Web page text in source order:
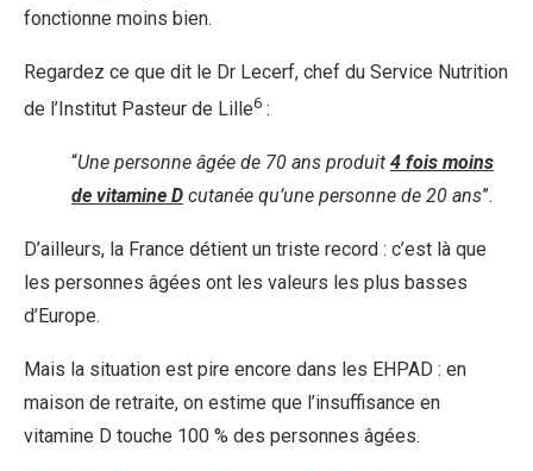
fonctionne moins bien.
Regardez ce que dit le Dr Lecerf, chef du Service Nutrition
de l’Institut Pasteur de Lille6 :
“Une personne âgée de 70 ans produit 4 fois moins
de vitamine D cutanée qu’une personne de 20 ans”.
D’ailleurs, la France détient un triste record : c’est là que
les personnes âgées ont les valeurs les plus basses
d’Europe.
Mais la situation est pire encore dans les EHPAD : en
maison de retraite, on estime que l’insuffisance en
vitamine D touche 100 % des personnes âgées.